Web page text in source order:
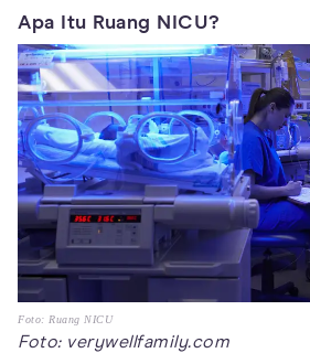
Apa Itu Ruang NICU?
Foto: Ruang NICU
Foto: verywellfamily.com